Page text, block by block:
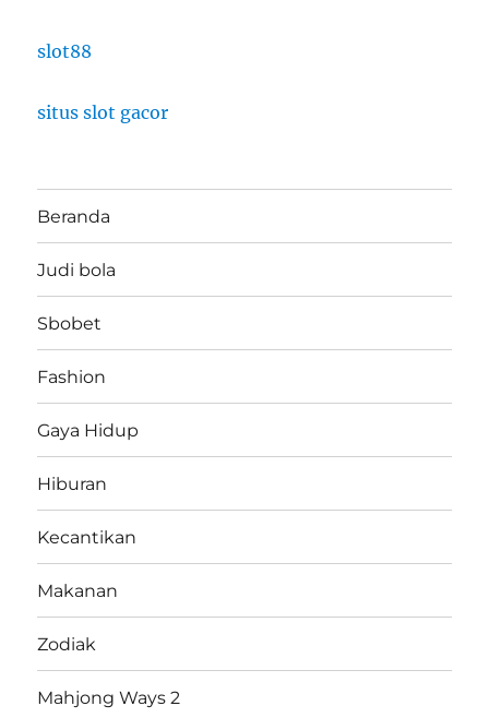
slot88
situs slot gacor
Beranda
Judi bola
Sbobet
Fashion
Gaya Hidup
Hiburan
Kecantikan
Makanan
Zodiak
Mahjong Ways 2